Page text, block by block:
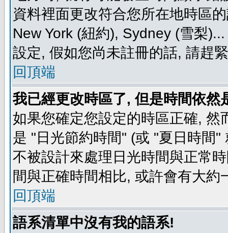
資料裡面更改符合您所在地時區
New York (紐約), Sydney (雪梨
設定, 假如您尚未註冊的話, 請趕
回頂端
我已經更改時區了, 但是時間依然
如果您確定您設定的時區正確,
是 "日光節約時間" (或 "夏日時間
不被設計來處理日光時間與正常
間與正確時間相比, 或許會有大約
回頂端
語系清單中沒有我的語系!